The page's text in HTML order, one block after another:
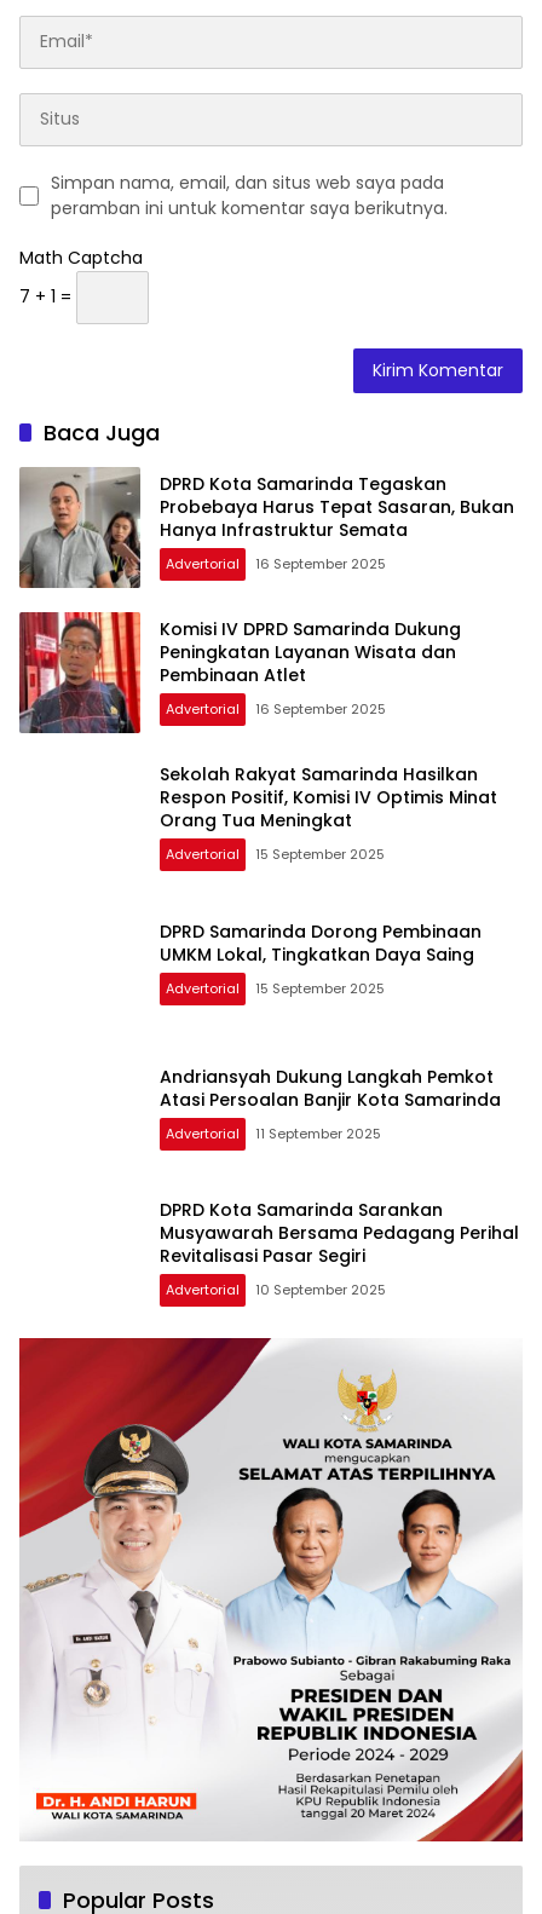
Simpan nama, email, dan situs web saya pada
peramban ini untuk komentar saya berikutnya.
Math Captcha
7 + 1 =
Baca Juga
DPRD Kota Samarinda Tegaskan
Probebaya Harus Tepat Sasaran, Bukan
Hanya Infrastruktur Semata
Advertorial 16 September 2025
Komisi IV DPRD Samarinda Dukung
Peningkatan Layanan Wisata dan
Pembinaan Atlet
Advertorial 16 September 2025
Sekolah Rakyat Samarinda Hasilkan
Respon Positif, Komisi IV Optimis Minat
Orang Tua Meningkat
Advertorial 15 September 2025
DPRD Samarinda Dorong Pembinaan
UMKM Lokal, Tingkatkan Daya Saing
Advertorial 15 September 2025
Andriansyah Dukung Langkah Pemkot
Atasi Persoalan Banjir Kota Samarinda
Advertorial 11 September 2025
DPRD Kota Samarinda Sarankan
Musyawarah Bersama Pedagang Perihal
Revitalisasi Pasar Segiri
Advertorial 10 September 2025
Popular Posts
Beberapa Manfaat Infus Water Lemo